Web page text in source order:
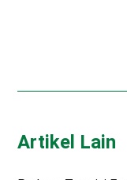
Artikel Lain